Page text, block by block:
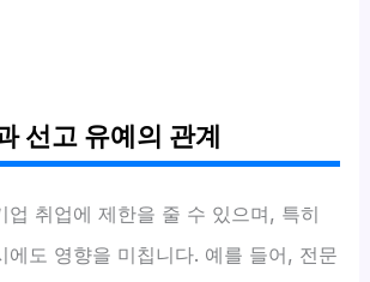
선고 유예의 관계
업 취업에 제한을 줄 수 있으며, 특히
에도 영향을 미칩니다. 예를 들어, 전문